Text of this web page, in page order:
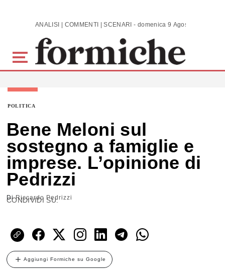
Skip to main content ANALISI | COMMENTI | SCENARI - domenica 9 Agosto 2026
POLITICA
Bene Meloni sul
sostegno a famiglie e
imprese. L’opinione di
Pedrizzi
DiRiccardo Pedrizzi
CONDIVIDI SU:
Aggiungi Formiche su Google